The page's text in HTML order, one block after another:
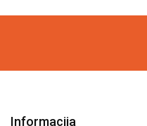
Informacija